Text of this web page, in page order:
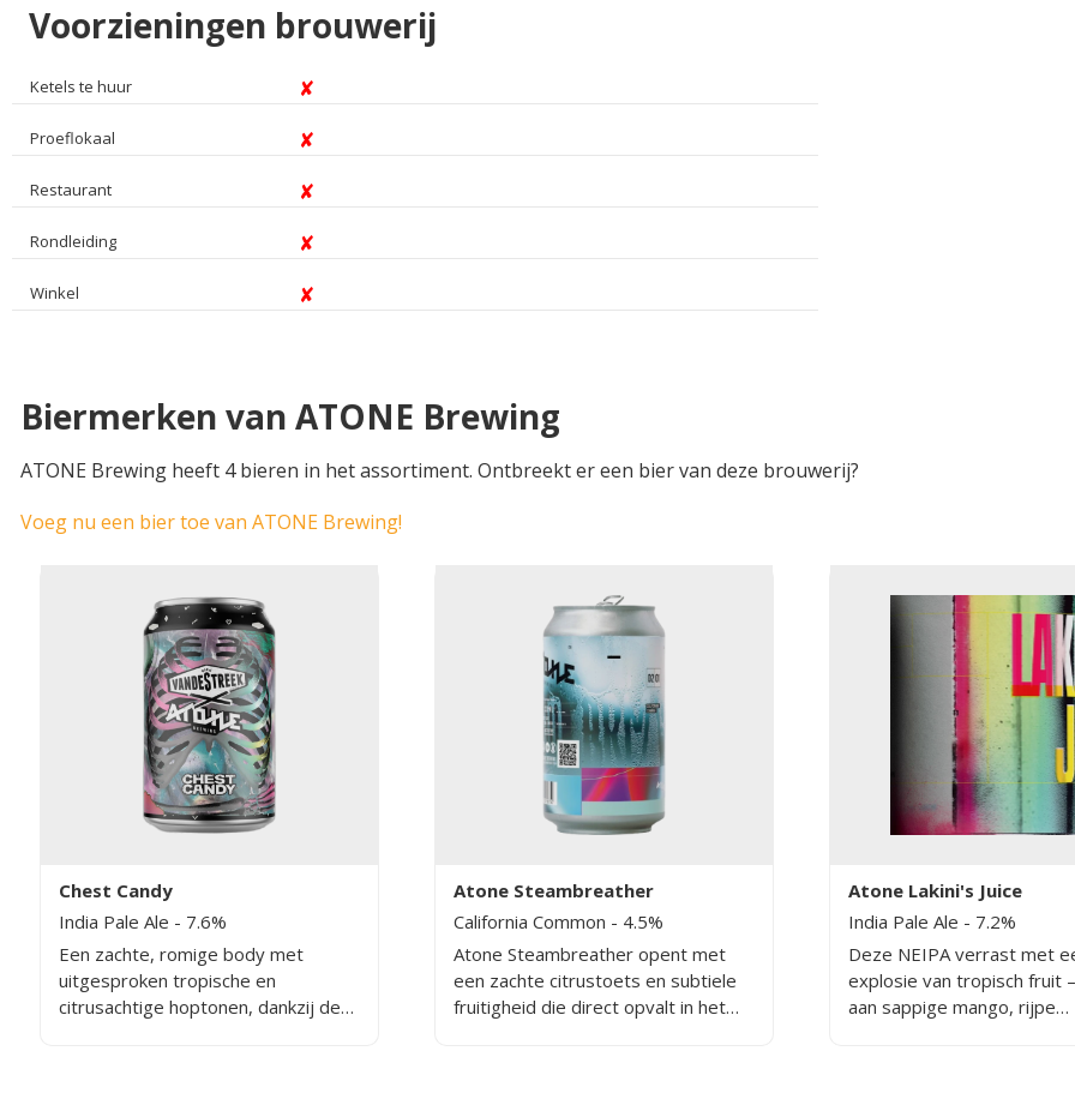
Voorzieningen brouwerij
Ketels te huur
Proeflokaal
Restaurant
Rondleiding
Winkel
Biermerken van ATONE Brewing
ATONE Brewing heeft 4 bieren in het assortiment. Ontbreekt er een bier van deze brouwerij?
Voeg nu een bier toe van ATONE Brewing!
Chest Candy
India Pale Ale - 7.6%
Een zachte, romige body met
uitgesproken tropische en
citrusachtige hoptonen, dankzij de
Atone Steambreather
California Common - 4.5%
Atone Steambreather opent met
een zachte citrustoets en subtiele
fruitigheid die direct opvalt in het
Atone Lakini's Juice
India Pale Ale - 7.2%
Deze NEIPA verrast met
explosie van tropisch fruit
aan sappige mango, rijpe